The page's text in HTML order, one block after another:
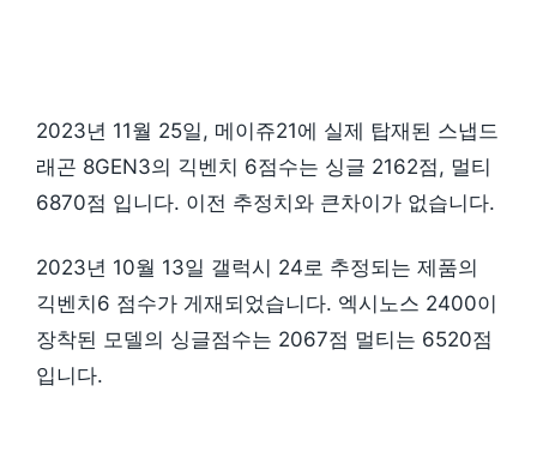
2023년 11월 25일, 메이쥬21에 실제 탑재된 스냅드
래곤 8GEN3의 긱벤치 6점수는 싱글 2162점, 멀티
6870점 입니다. 이전 추정치와 큰차이가 없습니다.
2023년 10월 13일 갤럭시 24로 추정되는 제품의
긱벤치6 점수가 게재되었습니다. 엑시노스 2400이
장착된 모델의 싱글점수는 2067점 멀티는 6520점
입니다.